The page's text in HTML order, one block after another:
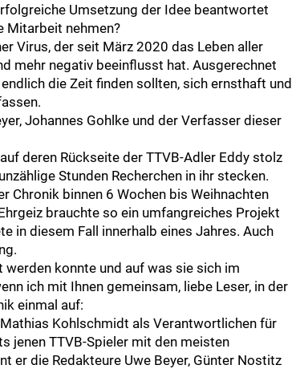
Umsetzung der Idee beantwortet
Mitarbeit nehmen?
Virus, der seit März 2020 das Leben aller
mehr negativ beeinflusst hat. Ausgerechnet
die Zeit finden sollten, sich ernsthaft und
Johannes Gohlke und der Verfasser dieser
deren Rückseite der TTVB-Adler Eddy stolz
Stunden Recherchen in ihr stecken.
Chronik binnen 6 Wochen bis Weihnachten
brauchte so ein umfangreiches Projekt
in diesem Fall innerhalb eines Jahres. Auch
konnte und auf was sie sich im
ich mit Ihnen gemeinsam, liebe Leser, in der
einmal auf:
Kohlschmidt als Verantwortlichen für
jenen TTVB-Spieler mit den meisten
er die Redakteure Uwe Beyer, Günter Nostitz